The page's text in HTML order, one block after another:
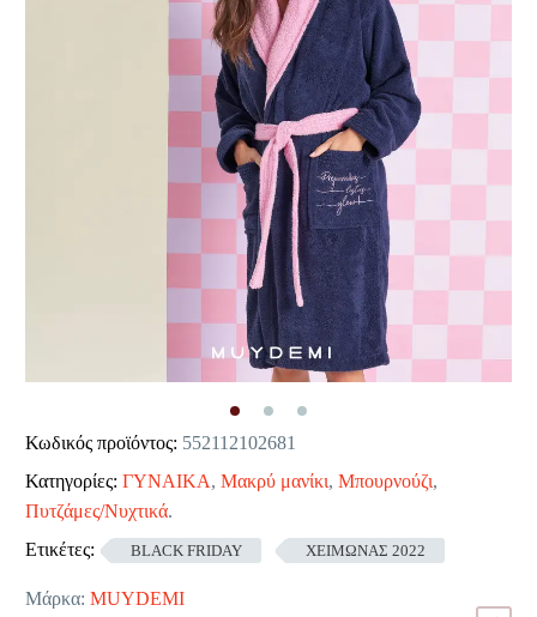
Κωδικός προϊόντος: 552112102681
Κατηγορίες: ΓΥΝΑΙΚΑ, Μακρύ μανίκι, Μπουρνούζι,
Πυτζάμες/Νυχτικά.
Ετικέτες:
BLACK FRIDAY ΧΕΙΜΩΝΑΣ 2022
Μάρκα: MUYDEMI